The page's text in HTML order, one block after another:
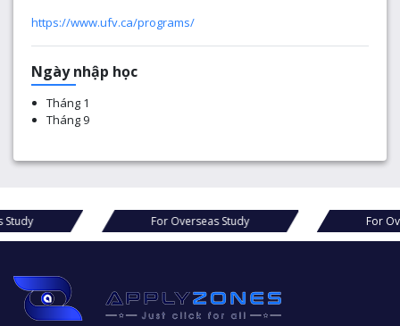
https://www.ufv.ca/programs/
Ngày nhập học
Tháng 1
Tháng 9
For Overseas Study For Overseas